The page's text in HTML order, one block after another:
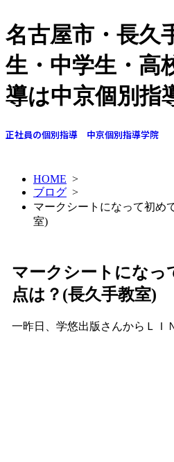
名古屋市・長久
生・中学生・高
導は中京個別指
正社員の個別指導 中京個別指導学院
HOME >
ブログ >
マークシートになって初め
室)
マークシートになっ
点は？(長久手教室)
一昨日、学悠出版さんからＬＩ